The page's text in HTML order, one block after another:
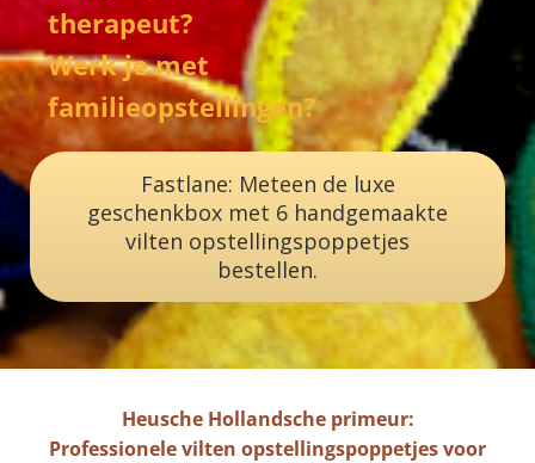
therapeut?
Werk je met
familieopstellingen?
Fastlane: Meteen de luxe
geschenkbox met 6 handgemaakte
vilten opstellingspoppetjes
bestellen.
Heusche Hollandsche primeur:
Professionele vilten opstellingspoppetjes voor